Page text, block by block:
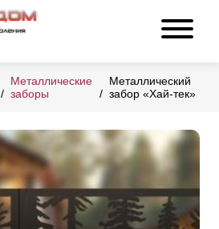
Металлические
заборы
Металлический
забор «Хай-тек»